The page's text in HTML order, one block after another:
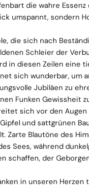
die wahre
umspannt, sondern
die sich nach
Schleier der
in diesen Zeilen eine
sich wunderbar, um
Jubiläen zu
Funken Gewissheit
sich vor den Augen
und sattgrünen
Zarte Blautöne des
Sees, während
schaffen, der
in unseren Herzen